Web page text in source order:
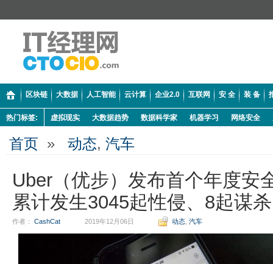
区块链 大数据 人工智能 云计算 企业2.0 互联网 安 全 装 备
热门标签: 虚拟现实 大数据趋势 数据科学家 机器学习 网络安全
首页 » 动态, 汽车
Uber（优步）发布首个年度安
累计发生3045起性侵、8起谋杀
作者： CashCat 2019年12月06日 动态 汽车